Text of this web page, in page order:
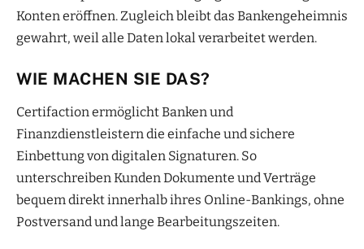
Konten eröffnen. Zugleich bleibt das Bankengeheimnis
gewahrt, weil alle Daten lokal verarbeitet werden.
WIE MACHEN SIE DAS?
Certifaction ermöglicht Banken und
Finanzdienstleistern die einfache und sichere
Einbettung von digitalen Signaturen. So
unterschreiben Kunden Dokumente und Verträge
bequem direkt innerhalb ihres Online-Bankings, ohne
Postversand und lange Bearbeitungszeiten.